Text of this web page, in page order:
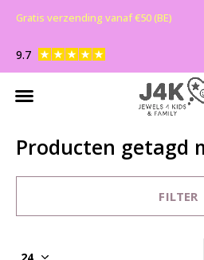
9.7
Gratis verzending vanaf €50 (BE)
Producten getagd
FILTER